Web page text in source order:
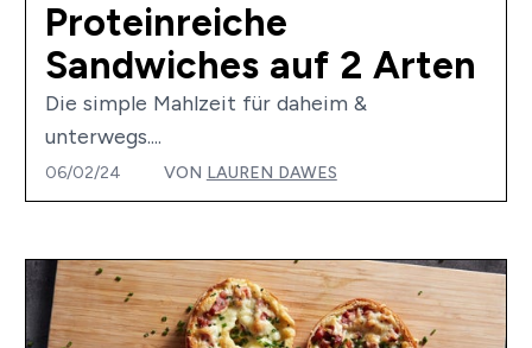
Proteinreiche
Sandwiches auf 2 Arten
Die simple Mahlzeit für daheim &
unterwegs....
06/02/24 VON LAUREN DAWES